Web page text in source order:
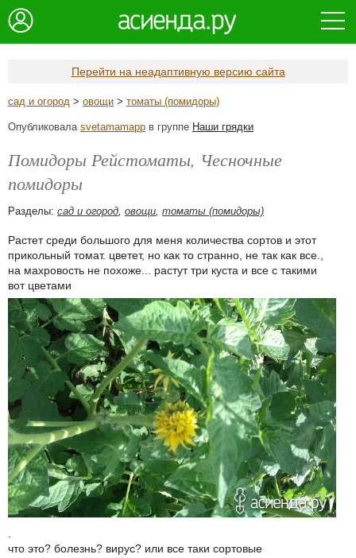
Перейти на неадаптивную версию сайта
сад и огород > овощи > томаты (помидоры)
Опубликовала svetamamapp в группе Наши грядки
Помидоры Рейстоматы, Чесночные
помидоры
Разделы: сад и огород, овощи, томаты (помидоры)
Растет среди большого для меня количества сортов и этот
прикольный томат. цветет, но как то странно, не так как все.,
на махровость не похоже... растут три куста и все с такими
вот цветами
что это? болезнь? вирус? или все таки сортовые